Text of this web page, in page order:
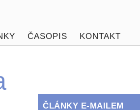
ČASOPIS KONTAKT
ČLÁNKY E-MAILEM